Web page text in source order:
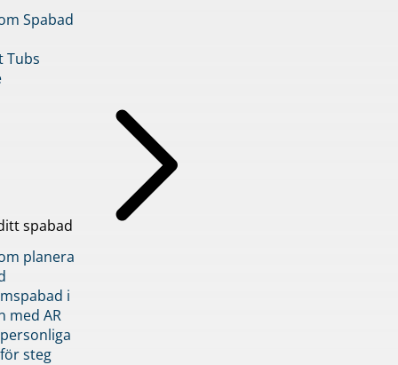
Spabad
Tubs
spabad
planera
i
med AR
steg